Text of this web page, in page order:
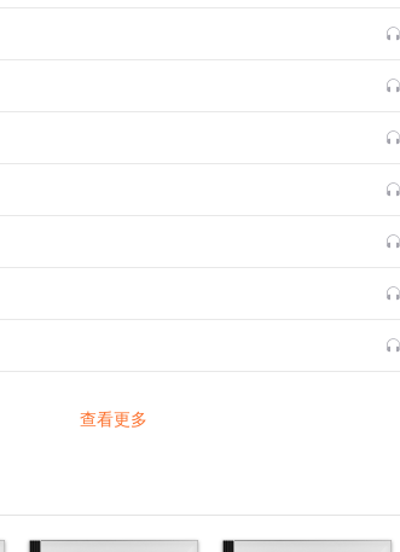
查看更多